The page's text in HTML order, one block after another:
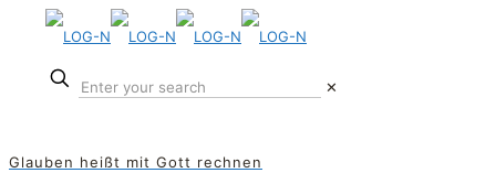
✕
Glauben heißt mit Gott rechnen